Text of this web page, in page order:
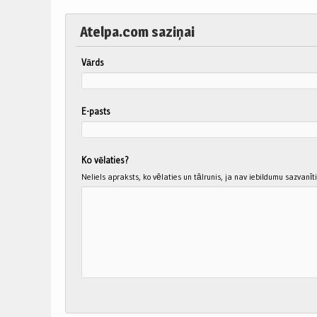
Atelpa.com saziņai
Vārds
E-pasts
Ko vēlaties?
Neliels apraksts, ko vēlaties un tālrunis, ja nav iebildumu